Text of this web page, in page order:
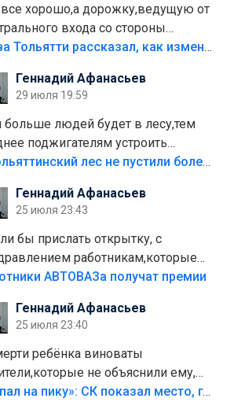
хорошо,а дорожку,ведущую от
входа со стороны
к аттракционам слабо
не хватило,т.к.осенью и зимой
в парке и испортилась.Да
украли.
Глава Тольятти рассказал, как изменится парк Центрального района
Геннадий Афанасьев
29 июля 19:59
людей будет в лесу,тем
поджигателям устроить
кто разводит костры,тех
стоит,почему водители всё
едут в лес? Штрафы мизерные.
В тольяттинский лес не пустили более тысячи автомобилей
Геннадий Афанасьев
25 июля 23:43
бы прислать открытку, с
работникам,которые
сорока лет отработали на
АВТОВАЗа получат премии
Геннадий Афанасьев
25 июля 23:40
ребёнка виноваты
не объяснили ему,
хорошо и что такое плохо!
«Попал на пику»: СК показал место, где был смертельно травмирован ребенок в Тольятти